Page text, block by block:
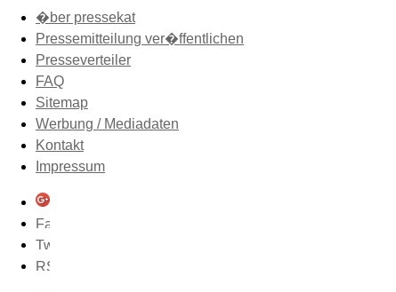
�ber pressekat
Pressemitteilung ver�ffentlichen
Presseverteiler
FAQ
Sitemap
Werbung / Mediadaten
Kontakt
Impressum